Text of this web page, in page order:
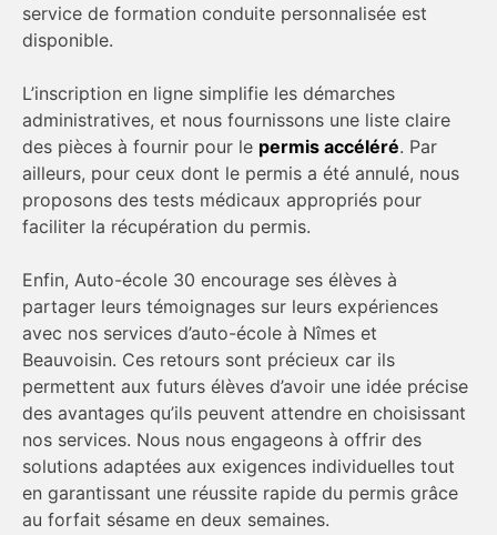
service de formation conduite personnalisée est
disponible.
L’inscription en ligne simplifie les démarches
administratives, et nous fournissons une liste claire
des pièces à fournir pour le permis accéléré. Par
ailleurs, pour ceux dont le permis a été annulé, nous
proposons des tests médicaux appropriés pour
faciliter la récupération du permis.
Enfin, Auto-école 30 encourage ses élèves à
partager leurs témoignages sur leurs expériences
avec nos services d’auto-école à Nîmes et
Beauvoisin. Ces retours sont précieux car ils
permettent aux futurs élèves d’avoir une idée précise
des avantages qu’ils peuvent attendre en choisissant
nos services. Nous nous engageons à offrir des
solutions adaptées aux exigences individuelles tout
en garantissant une réussite rapide du permis grâce
au forfait sésame en deux semaines.